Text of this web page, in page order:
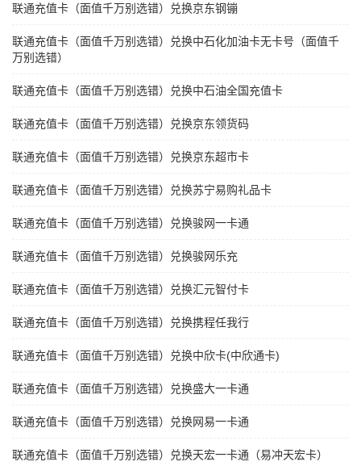
联通充值卡（面值千万别选错）兑换京东钢镚
联通充值卡（面值千万别选错）兑换中石化加油卡无卡号（面值千
万别选错）
联通充值卡（面值千万别选错）兑换中石油全国充值卡
联通充值卡（面值千万别选错）兑换京东领货码
联通充值卡（面值千万别选错）兑换京东超市卡
联通充值卡（面值千万别选错）兑换苏宁易购礼品卡
联通充值卡（面值千万别选错）兑换骏网一卡通
联通充值卡（面值千万别选错）兑换骏网乐充
联通充值卡（面值千万别选错）兑换汇元智付卡
联通充值卡（面值千万别选错）兑换携程任我行
联通充值卡（面值千万别选错）兑换中欣卡(中欣通卡)
联通充值卡（面值千万别选错）兑换盛大一卡通
联通充值卡（面值千万别选错）兑换网易一卡通
联通充值卡（面值千万别选错）兑换天宏一卡通（易冲天宏卡）